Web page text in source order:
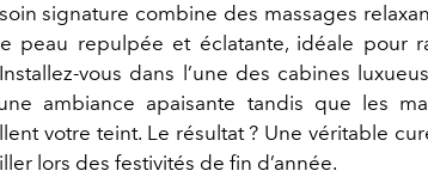
signature combine des massages
peau repulpée et éclatante, idéale pour
vous dans l’une des cabines
ambiance apaisante tandis que les
votre teint. Le résultat ? Une véritable
lors des festivités de fin d’année.